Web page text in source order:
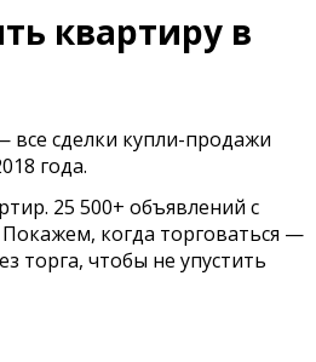
квартиру в
сделки купли-продажи
года.
25 500+ объявлений с
когда торговаться —
торга, чтобы не упустить